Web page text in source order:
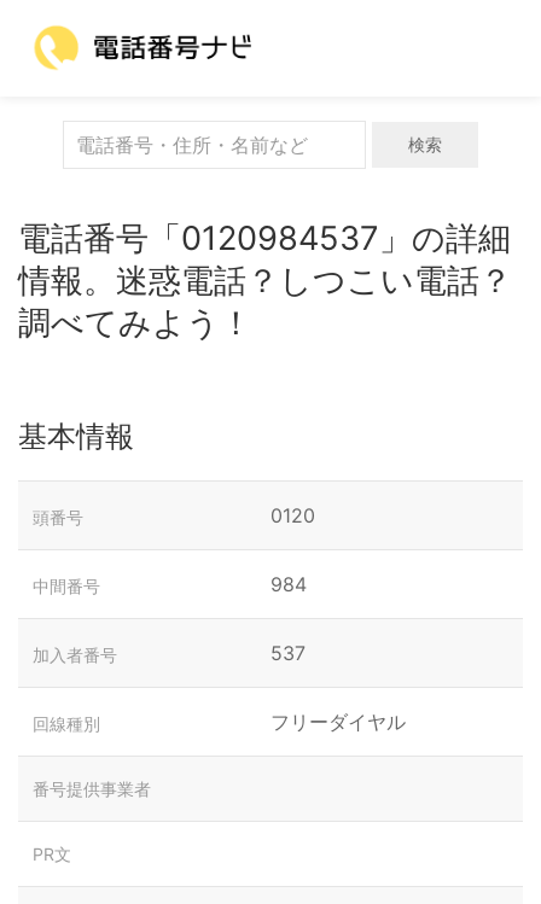
検索
電話番号「0120984537」の詳細
情報。迷惑電話？しつこい電話？
調べてみよう！
基本情報
頭番号 0120
中間番号 984
加入者番号 537
回線種別 フリーダイヤル
番号提供事業者
PR文